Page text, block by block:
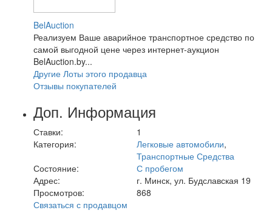
BelAuction
Реализуем Ваше аварийное транспортное средство по
самой выгодной цене через интернет-аукцион
BelAuction.by...
Другие Лоты этого продавца
Отзывы покупателей
Доп. Информация
Ставки:
1
Категория:
Легковые автомобили,
Транспортные Средства
Состояние:
С пробегом
Адрес:
г. Минск, ул. Будславская 19
Просмотров:
868
Связаться с продавцом